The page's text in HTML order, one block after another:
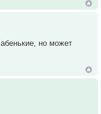
но может